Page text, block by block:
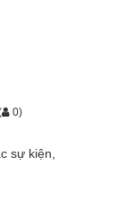
0)
sự kiện,